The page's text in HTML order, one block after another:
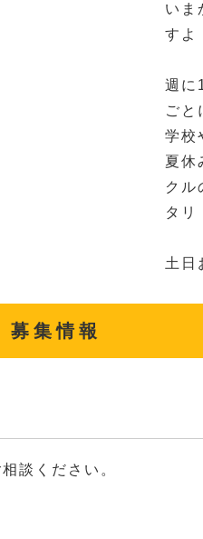
いま
すよ
週に
ごと
学校
夏休
クル
タリ
土日
募集情報
談ください。